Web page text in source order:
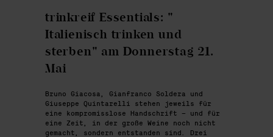
trinkreif Essentials: "
Italienisch trinken und
sterben" am Donnerstag 21.
Mai
Bruno Giacosa, Gianfranco Soldera und
Giuseppe Quintarelli stehen jeweils für
eine kompromisslose Handschrift – und für
eine Zeit, in der große Weine noch nicht
gemacht, sondern entstanden sind. Drei